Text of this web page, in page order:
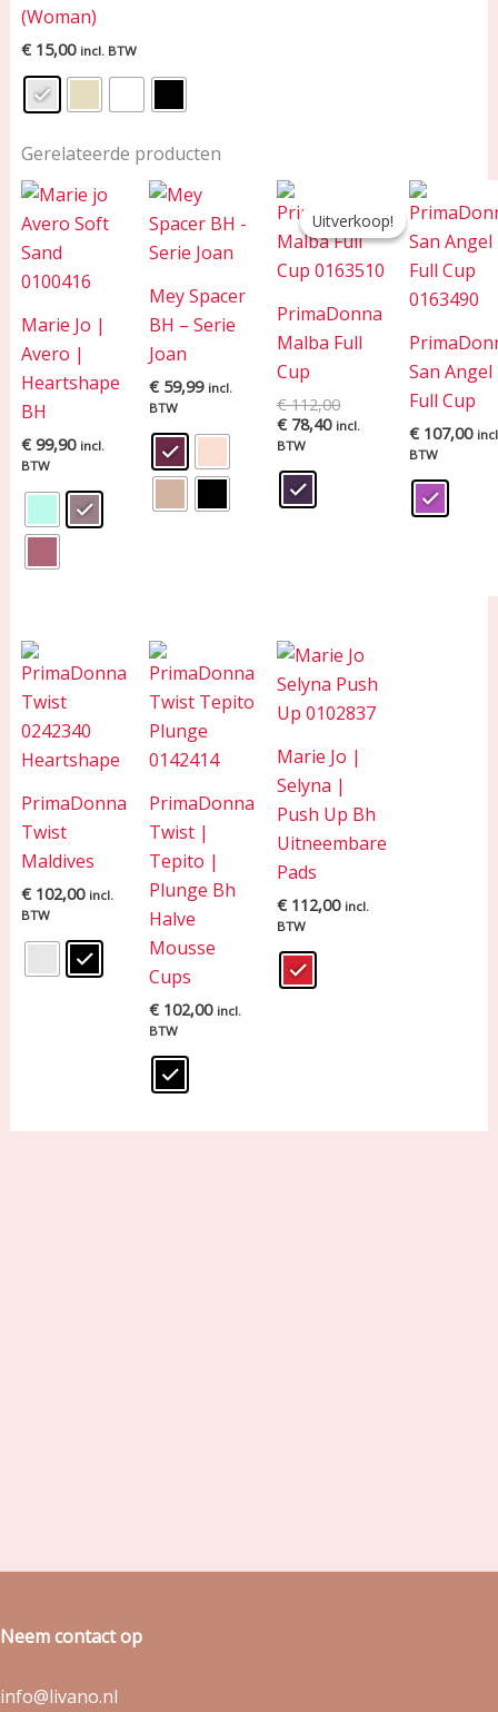
(Woman)
€15,00 incl. BTW
Gerelateerde producten
Marie Jo |
Avero |
Heartshape
BH
€99,90 incl.
BTW
Mey Spacer
BH – Serie
Joan
€59,99 incl.
BTW
Uitverkoop!
Uitverkoop!
PrimaDonna
Malba Full
Cup
€112,00
Oorspronkelijke
was:
€ 112,00.
€78,40
is:
€ 78,40.
incl.
BTW
San Angel
Full Cup
€107,00
BTW
PrimaDonna
Twist
Maldives
€102,00 incl.
BTW
PrimaDonna
Twist |
Tepito |
Plunge Bh
Halve
Mousse
Cups
€102,00 incl.
BTW
Marie Jo |
Selyna |
Push Up Bh
Uitneembare
Pads
€112,00 incl.
BTW
Neem contact op
info@livano.nl